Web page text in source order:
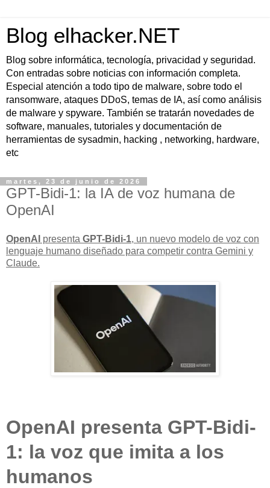
Blog elhacker.NET
Blog sobre informática, tecnología, privacidad y seguridad.
Con entradas sobre noticias con información completa.
Especial atención a todo tipo de malware, sobre todo el
ransomware, ataques DDoS, temas de IA, así como análisis
de malware y spyware. También se tratarán novedades de
software, manuales, tutoriales y documentación de
herramientas de sysadmin, hacking , networking, hardware,
etc
martes, 23 de junio de 2026
GPT-Bidi-1: la IA de voz humana de
OpenAI
OpenAI presenta GPT-Bidi-1, un nuevo modelo de voz con
lenguaje humano diseñado para competir contra Gemini y
Claude.
OpenAI presenta GPT-Bidi-
1: la voz que imita a los
humanos